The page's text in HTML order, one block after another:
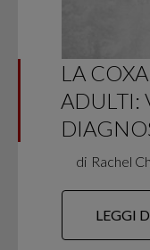
LA
ADULTI:
di Rachel
LEGGI